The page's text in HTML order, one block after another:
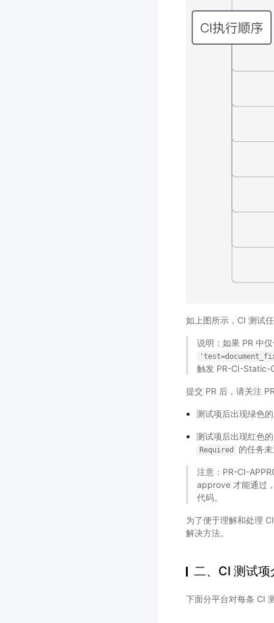
如上图所示，CI 测试
说明：如果 PR 中
触发 PR-CI-Static-
提交 PR 后，请关注
测试项后出现绿色
测试项后出现红色
Required 的任务
注意：PR-CI-
approve 才能通过
代码。
为了便于理解和处理
解决方法。
二、CI 测试项
下面分平台对每条 CI